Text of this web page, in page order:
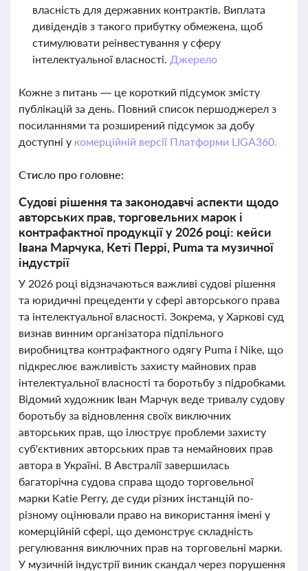
власність для державних контрактів. Виплата
дивідендів з такого прибутку обмежена, щоб
стимулювати реінвестування у сферу
інтелектуальної власності. Джерело
Кожне з питань — це короткий підсумок змісту
публікацій за день. Повний список першоджерел з
посиланнями та розширений підсумок за добу
доступні у комерційній версії Платформи LIGA360.
Стисло про головне:
Судові рішення та законодавчі аспекти щодо
авторських прав, торговельних марок і
контрафактної продукції у 2026 році: кейси
Івана Марчука, Кеті Перрі, Puma та музичної
індустрії
У 2026 році відзначаються важливі судові рішення
та юридичні прецеденти у сфері авторського права
та інтелектуальної власності. Зокрема, у Харкові суд
визнав винним організатора підпільного
виробництва контрафактного одягу Puma і Nike, що
підкреслює важливість захисту майнових прав
інтелектуальної власності та боротьбу з підробками.
Відомий художник Іван Марчук веде тривалу судову
боротьбу за відновлення своїх виключних
авторських прав, що ілюструє проблеми захисту
суб'єктивних авторських прав та немайнових прав
автора в Україні. В Австралії завершилась
багаторічна судова справа щодо торговельної
марки Katie Perry, де суди різних інстанцій по-
різному оцінювали право на використання імені у
комерційній сфері, що демонструє складність
регулювання виключних прав на торговельні марки.
У музичній індустрії виник скандал через порушення